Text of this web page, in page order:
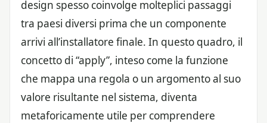
design spesso coinvolge molteplici passaggi
tra paesi diversi prima che un componente
arrivi all’installatore finale. In questo quadro, il
concetto di “apply”, inteso come la funzione
che mappa una regola o un argomento al suo
valore risultante nel sistema, diventa
metaforicamente utile per comprendere